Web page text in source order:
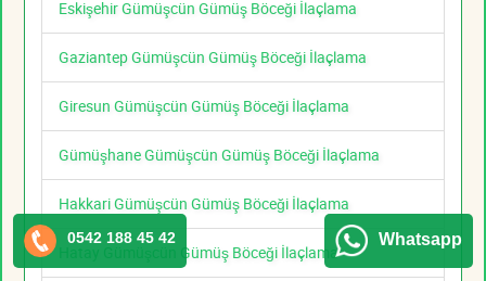
Eskişehir Gümüşcün Gümüş Böceği İlaçlama
Gaziantep Gümüşcün Gümüş Böceği İlaçlama
Giresun Gümüşcün Gümüş Böceği İlaçlama
Gümüşhane Gümüşcün Gümüş Böceği İlaçlama
Hakkari Gümüşcün Gümüş Böceği İlaçlama
Hatay Gümüşcün Gümüş Böceği İlaçlama
0542 188 45 42 Whatsapp